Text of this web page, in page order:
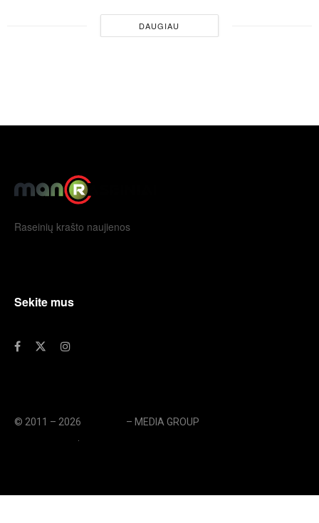
DAUGIAU
Raseinių krašto naujienos
Sekite mus
© 2011 – 2026 – MEDIA GROUP